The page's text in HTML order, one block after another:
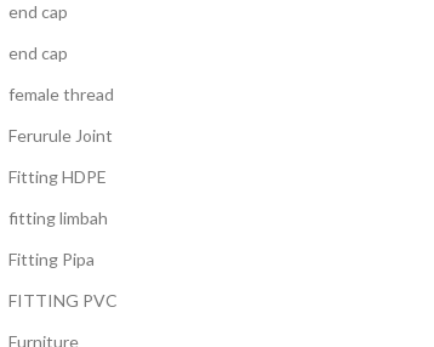
end cap
end cap
female thread
Ferurule Joint
Fitting HDPE
fitting limbah
Fitting Pipa
FITTING PVC
Furniture